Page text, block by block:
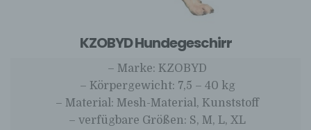
KZOBYD Hundegeschirr
– Marke: KZOBYD
– Körpergewicht: 7,5 – 40 kg
– Material: Mesh-Material, Kunststoff
– verfügbare Größen: S, M, L, XL